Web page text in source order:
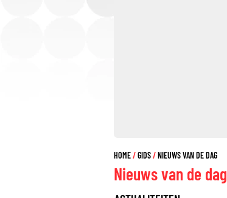
HOME GIDS NIEUWS VAN DE DAG
Nieuws van de dag